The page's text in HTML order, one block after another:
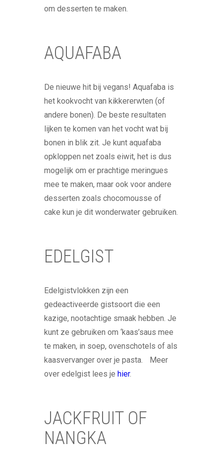
om desserten te maken.
AQUAFABA
De nieuwe hit bij vegans! Aquafaba is
het kookvocht van kikkererwten (of
andere bonen). De beste resultaten
lijken te komen van het vocht wat bij
bonen in blik zit. Je kunt aquafaba
opkloppen net zoals eiwit, het is dus
mogelijk om er prachtige meringues
mee te maken, maar ook voor andere
desserten zoals chocomousse of
cake kun je dit wonderwater gebruiken.
EDELGIST
Edelgistvlokken zijn een
gedeactiveerde gistsoort die een
kazige, nootachtige smaak hebben. Je
kunt ze gebruiken om ‘kaas’saus mee
te maken, in soep, ovenschotels of als
kaasvervanger over je pasta. Meer
over edelgist lees je hier.
JACKFRUIT OF
NANGKA